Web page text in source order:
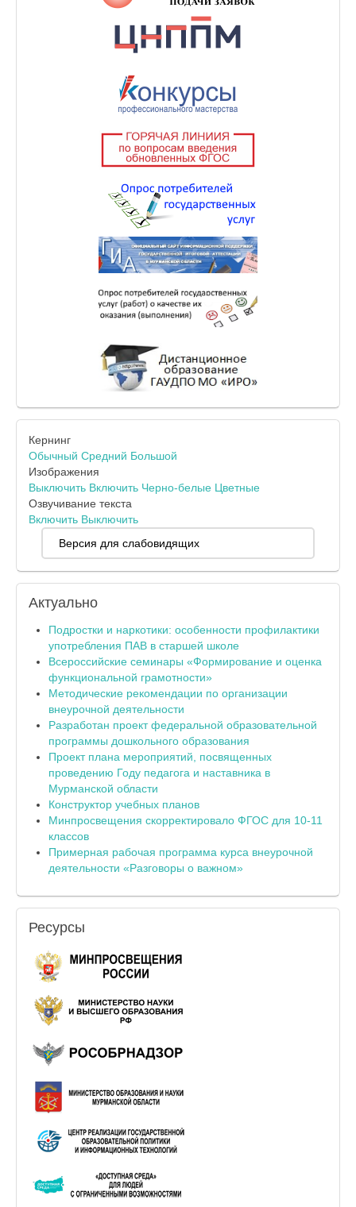
Кернинг
Обычный Средний Большой
Изображения
Выключить Включить Черно-белые Цветные
Озвучивание текста
Включить Выключить
Версия для слабовидящих
Актуально
Подростки и наркотики: особенности профилактики
употребления ПАВ в старшей школе
Всероссийские семинары «Формирование и оценка
функциональной грамотности»
Методические рекомендации по организации
внеурочной деятельности
Разработан проект федеральной образовательной
программы дошкольного образования
Проект плана мероприятий, посвященных
проведению Году педагога и наставника в
Мурманской области
Конструктор учебных планов
Минпросвещения скорректировало ФГОС для 10-11
классов
Примерная рабочая программа курса внеурочной
деятельности «Разговоры о важном»
Ресурсы